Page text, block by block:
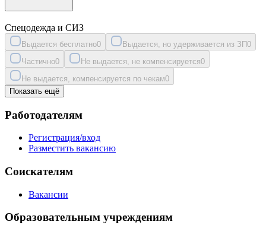
Спецодежда и СИЗ
Выдается бесплатно0 Выдается, но удерживается из ЗП0
Частично0 Не выдается, не компенсируется0
Не выдается, компенсируется по чекам0
Показать ещё
Работодателям
Регистрация/вход
Разместить вакансию
Соискателям
Вакансии
Образовательным учреждениям